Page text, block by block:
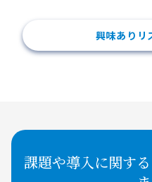
興味ありリ
課題や導入に関す